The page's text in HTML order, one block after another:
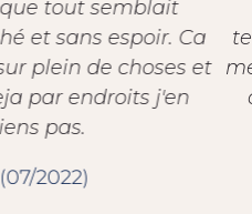
Ca
et
magie alors
tellement bouché
me fait bouger
ca s'éclaire deja